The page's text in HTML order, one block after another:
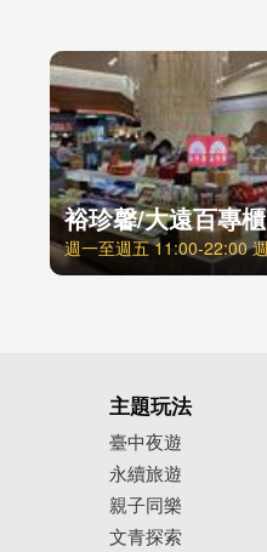
裕珍馨/大遠百專櫃
主題玩法
臺中夜遊
永續旅遊
親子同樂
文青探索